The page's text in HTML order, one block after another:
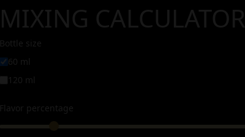
MIXING CALCULATOR
Bottle size
60 ml
120 ml
Flavor percentage